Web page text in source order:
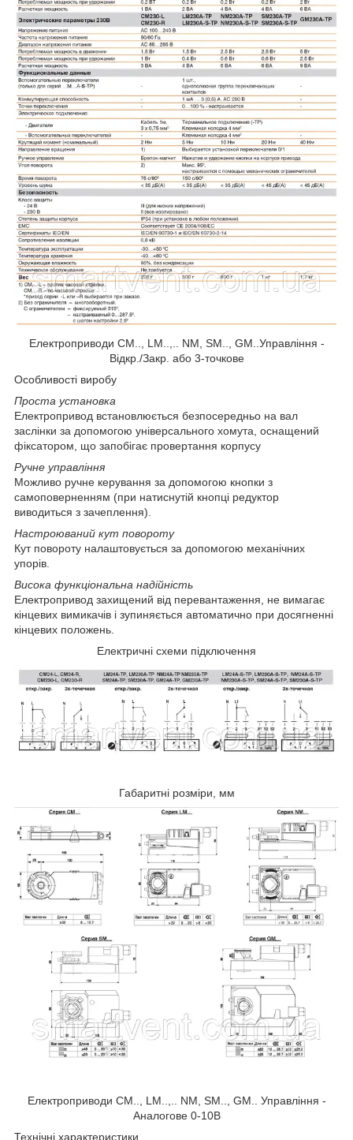
Електроприводи CM.., LM..,.. NM, SM.., GM..Управління -
Відкр./Закр. або 3-точкове
Особливості виробу
Проста установка
Електропривод встановлюється безпосередньо на вал
заслінки за допомогою універсального хомута, оснащений
фіксатором, що запобігає провертання корпусу
Ручне управління
Можливо ручне керування за допомогою кнопки з
самоповерненням (при натиснутій кнопці редуктор
виводиться з зачеплення).
Настроюваний кут повороту
Кут повороту налаштовується за допомогою механічних
упорів.
Висока функціональна надійність
Електропривод захищений від перевантаження, не вимагає
кінцевих вимикачів і зупиняється автоматично при досягненні
кінцевих положень.
Електричні схеми підключення
Габаритні розміри, мм
Електроприводи CM.., LM..,.. NM, SM.., GM.. Управління -
Аналогове 0-10B
Технічні характеристики